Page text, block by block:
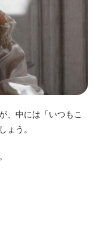
、中には「いつもこ
ょう。